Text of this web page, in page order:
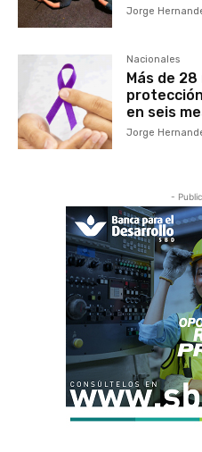
Jorge
Nacionales
Más de
en seis
Jorge
-